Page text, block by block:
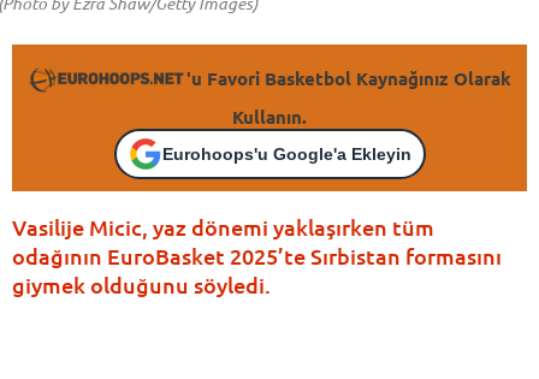
'u Favori Basketbol Kaynağınız Olarak
Kullanın.
Eurohoops'u Google'a Ekleyin
Vasilije Micic, yaz dönemi yaklaşırken tüm
odağının EuroBasket 2025’te Sırbistan formasını
giymek olduğunu söyledi.